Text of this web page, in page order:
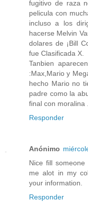
fugitivo de raza
pelicula con
incluso a los
hacerse Melvin
dolares de ¡Bill
fue Clasificada X.
Tanbien
:Max,Mario y
hecho Mario no
padre como la
final con moralina .
Responder
Anónimo
Nice fill
me alot in my
your information.
Responder